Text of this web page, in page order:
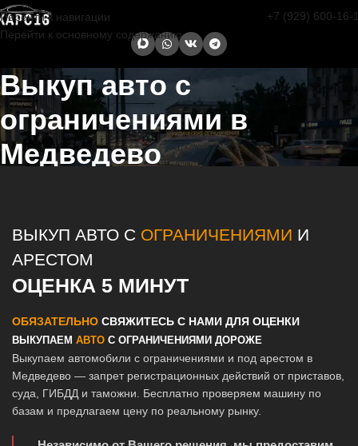
Перейти к навигации
Перейти к основному содержанию
+7 (929) 600-16-
Выкуп авто с
ограничениями в
Медведево
ВЫКУП АВТО С ОГРАНИЧЕНИЯМИ И
АРЕСТОМ
ОЦЕНКА 5 МИНУТ
ОБЯЗАТЕЛЬНО СВЯЖИТЕСЬ С НАМИ ДЛЯ ОЦЕНКИ
ВЫКУПАЕМ АВТО С ОГРАНИЧЕНИЯМИ ДОРОЖЕ
Выкупаем автомобили с ограничениями и под арестом в
Медведево — запрет регистрационных действий от приставов,
суда, ГИБДД и таможни. Бесплатно проверяем машину по
базам и предлагаем цену по реальному рынку.